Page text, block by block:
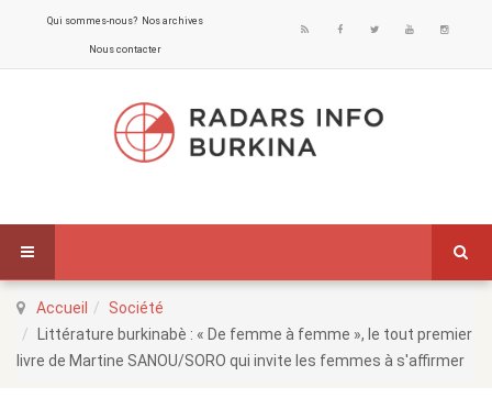
Qui sommes-nous? Nos archives
Nous contacter
Accueil
Société
Littérature burkinabè : « De femme à femme », le tout premier
livre de Martine SANOU/SORO qui invite les femmes à s'affirmer